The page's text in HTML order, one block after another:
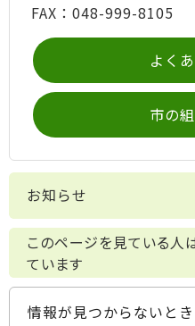
FAX：048-999-8105
よく
市の
お知らせ
このページを見ている人
ています
情報が見つからないと